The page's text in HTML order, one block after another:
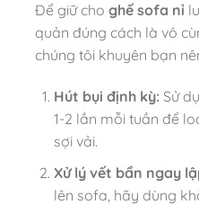
Để giữ cho ghế sofa nỉ
quản đúng cách là vô
chúng tôi khuyên bạn
Hút bụi định kỳ:Sử
1-2 lần mỗi tuần để
sợi vải.
Xử lý vết bẩn ngay
lên sofa, hãy dùng